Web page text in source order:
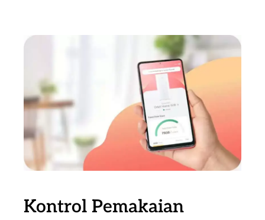
Kontrol Pemakaian